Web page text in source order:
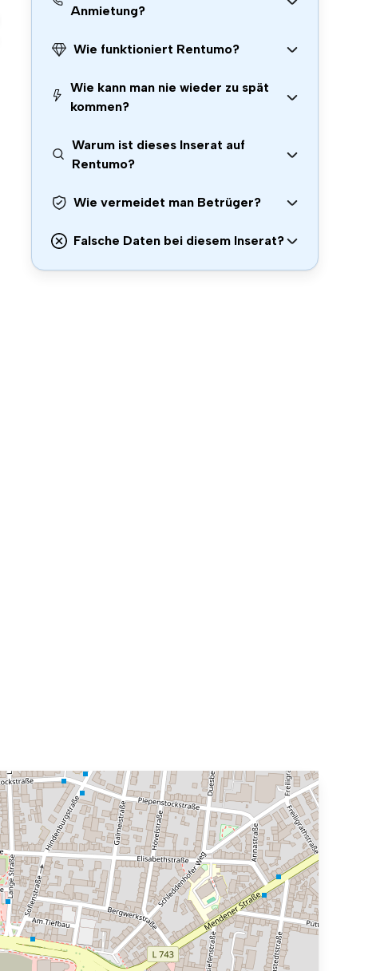
Anmietung?
Wie funktioniert Rentumo?
Wie kann man nie wieder zu spät
kommen?
Warum ist dieses Inserat auf
Rentumo?
Wie vermeidet man Betrüger?
Falsche Daten bei diesem Inserat?